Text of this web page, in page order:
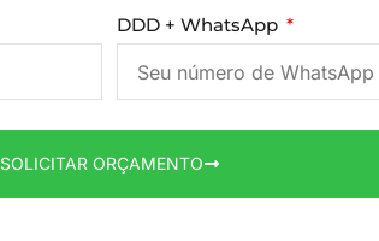
DDD + WhatsApp
SOLICITAR ORÇAMENTO